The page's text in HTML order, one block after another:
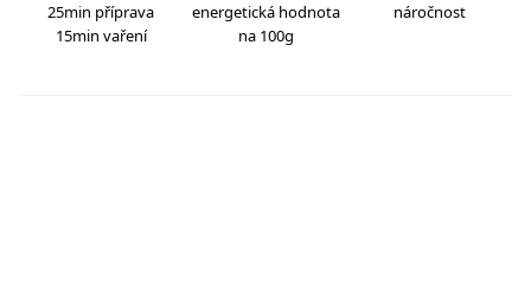
25min příprava
15min vaření
energetická hodnota
na 100g
náročnost